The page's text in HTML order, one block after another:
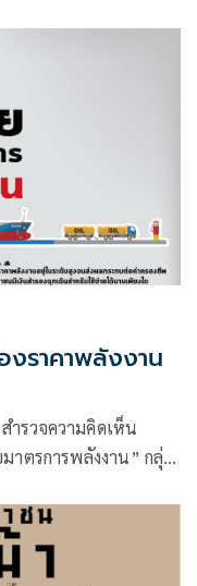
ราคาพลังงาน
รวจความคิดเห็น
าตรการพลังงาน” กลุ่ม